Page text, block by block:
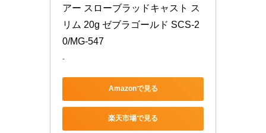
アー スローブラッドキャスト ス
リム 20g ゼブラゴールド SCS-2
0/MG-547
-
Amazonで見る
楽天市場で見る